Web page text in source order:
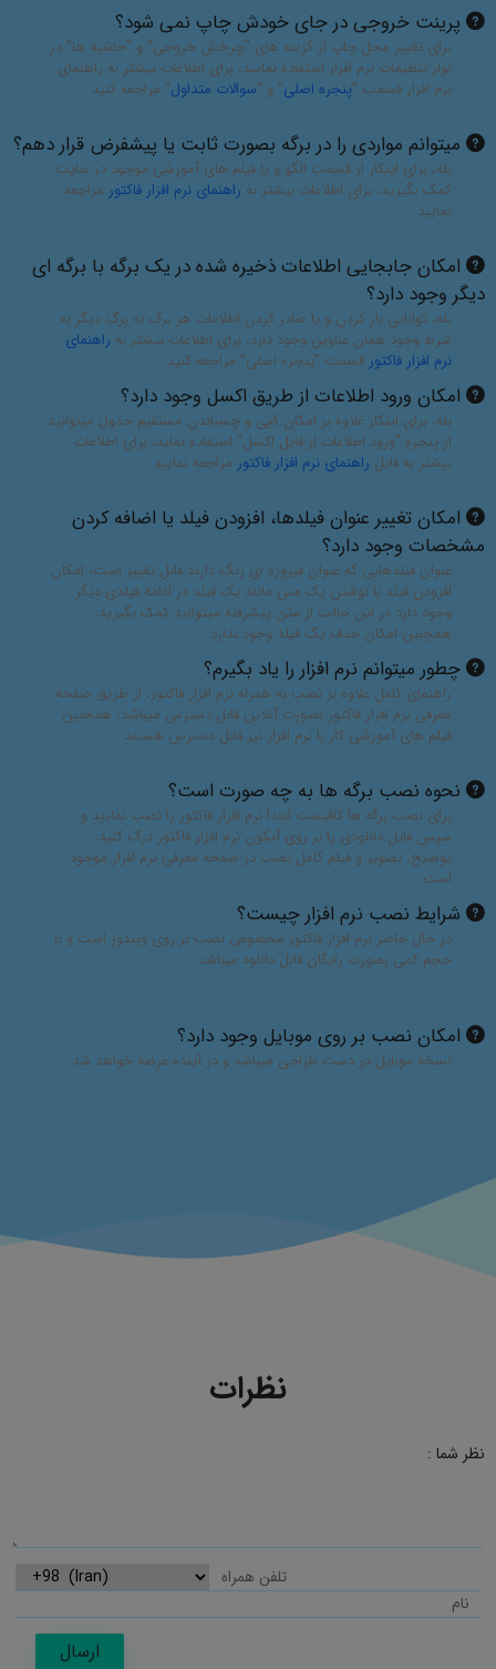
پرینت خروجی در جای خودش چاپ نمی شود؟
برای تغییر محل چاپ از گزینه های "چرخش خروجی" و "حاشیه ها" در
نوار تنظیمات نرم افزار استفاده نمایید، برای اطلاعات بیشتر به راهنمای
نرم افزار قسمت "پنجره اصلی" و "سوالات متداول" مراجعه کنید
میتوانم مواردی را در برگه بصورت ثابت یا پیشفرض قرار دهم؟
بله، برای اینکار از قسمت الگو و یا فیلم های آموزشی موجود در سایت
کمک بگیرید، برای اطلاعات بیشتر به راهنمای نرم افزار فاکتور مراجعه
نمایید
امکان جابجایی اطلاعات ذخیره شده در یک برگه با برگه ای
دیگر وجود دارد؟
بله، توانایی باز کردن و یا صادر کردن اطلاعات هر برگ به برگ دیگر به
شرط وجود همان عناوین وجود دارد، برای اطلاعات بیشتر به راهنمای
نرم افزار فاکتور قسمت "پنجره اصلی" مراجعه کنید
امکان ورود اطلاعات از طریق اکسل وجود دارد؟
بله، برای اینکار علاوه بر امکان کپی و چسباندن مستقیم جدول میتوانید
از پنجره "ورود اطلاعات از فایل اکسل" استفاده نماید، برای اطلاعات
بیشتر به فایل راهنمای نرم افزار فاکتور مراجعه نمایید
امکان تغییر عنوان فیلدها، افزودن فیلد یا اضافه کردن
مشخصات وجود دارد؟
عنوان فیلدهایی که عنوان فیروزه ای رنگ دارند قابل تغییر است، امکان
افزودن فیلد با نوشتن یک متن مانند یک فیلد در ادامه فیلدی دیگر
وجود دارد در این حالت از متن پیشرفته میتوانید کمک بگیرید،
همچنین امکان حذف یگ فیلد وجود ندارد
چطور میتوانم نرم افزار را یاد بگیرم؟
راهنمای کامل علاوه بر نصب به همراه نرم افزار فاکتور، از طریق صفحه
معرفی نرم افزار فاکتور بصورت آنلاین قابل دسترس میباشد، همچنین
فیلم های آموزشی کار با نرم افزار نیز قابل دسترس هستند
نحوه نصب برگه ها به چه صورت است؟
برای نصب برگه ها کافیست ابتدا نرم افزار فاکتور را نصب نمایید و
سپس فایل دانلودی را بر روی آیکون نرم افزار فاکتور درگ کنید،
توضیح، تصویر و فیلم کامل نصب در صفحه معرفی نرم افزار موجود
است
شرایط نصب نرم افزار چیست؟
در حال حاضر نرم افزار فاکتور مخصوص نصب بر روی ویندوز است و با
حجم کمی بصورت رایگان قابل دانلود میباشد
امکان نصب بر روی موبایل وجود دارد؟
نسخه موبایل در دست طراحی میباشد و در آینده عرضه خواهد شد
نظرات
نظر شما :
ارسال